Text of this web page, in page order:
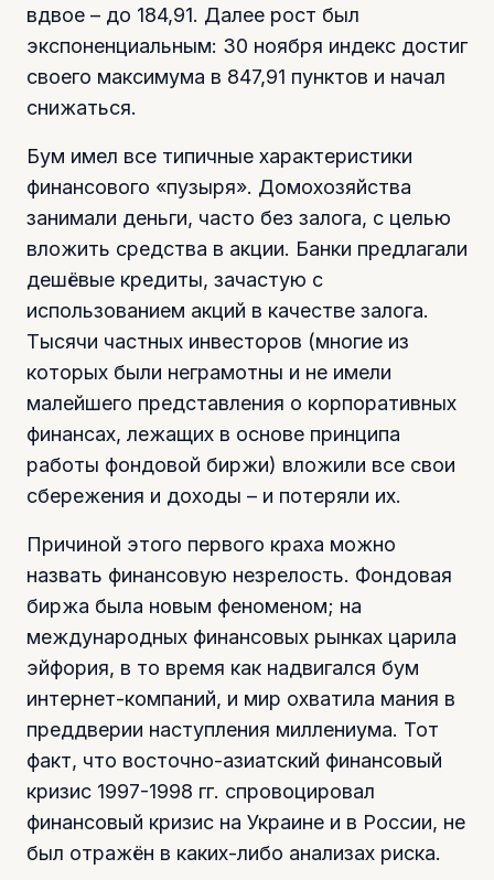
вдвое – до 184,91. Далее рост был
экспоненциальным: 30 ноября индекс достиг
своего максимума в 847,91 пунктов и начал
снижаться.
Бум имел все типичные характеристики
финансового «пузыря». Домохозяйства
занимали деньги, часто без залога, с целью
вложить средства в акции. Банки предлагали
дешёвые кредиты, зачастую с
использованием акций в качестве залога.
Тысячи частных инвесторов (многие из
которых были неграмотны и не имели
малейшего представления о корпоративных
финансах, лежащих в основе принципа
работы фондовой биржи) вложили все свои
сбережения и доходы – и потеряли их.
Причиной этого первого краха можно
назвать финансовую незрелость. Фондовая
биржа была новым феноменом; на
международных финансовых рынках царила
эйфория, в то время как надвигался бум
интернет-компаний, и мир охватила мания в
преддверии наступления миллениума. Тот
факт, что восточно-азиатский финансовый
кризис 1997-1998 гг. спровоцировал
финансовый кризис на Украине и в России, не
был отражён в каких-либо анализах риска.